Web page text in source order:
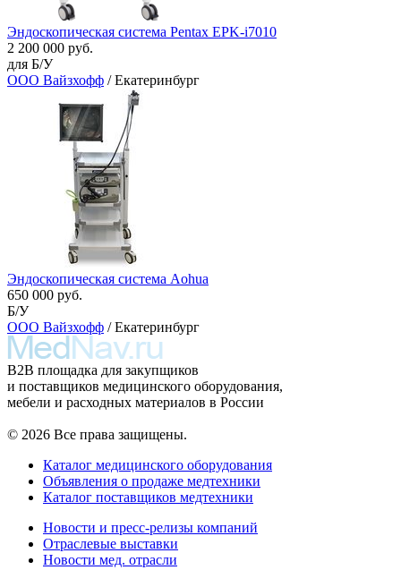
Эндоскопическая система Pentax EPK-i7010
2 200 000 руб.
для Б/У
ООО Вайзхофф / Екатеринбург
Эндоскопическая система Aohua
650 000 руб.
Б/У
ООО Вайзхофф / Екатеринбург
B2B площадка для закупщиков
и поставщиков медицинского оборудования,
мебели и расходных материалов в России
© 2026 Все права защищены.
Каталог медицинского оборудования
Объявления о продаже медтехники
Каталог поставщиков медтехники
Новости и пресс-релизы компаний
Отраслевые выставки
Новости мед. отрасли